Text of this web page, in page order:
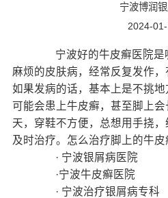
宁波博润
2024-
宁波好的牛皮癣医院是
麻烦的皮肤病，经常反复发作
如果发病的话，基本上是不挑
可能会患上牛皮癣，甚至脚上
天，穿鞋不方便，总想用手挠
及时治疗。怎么治疗脚上的牛皮
· 宁波银屑病医院
·宁波牛皮癣医院
· 宁波治疗银屑病专科